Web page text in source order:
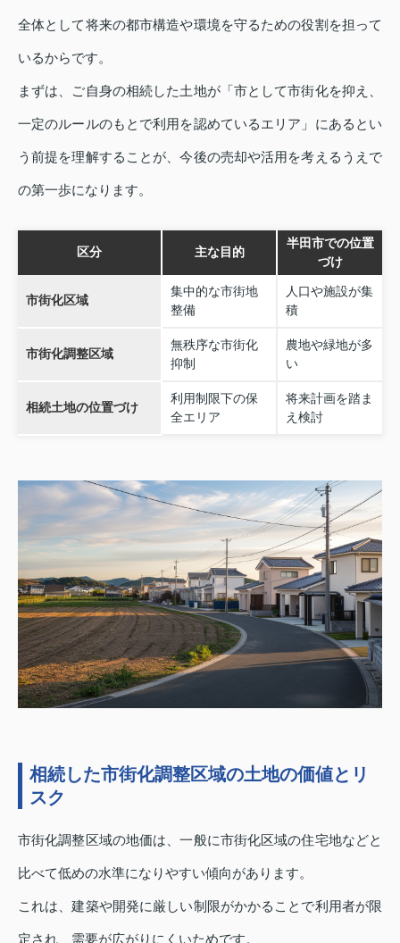
全体として将来の都市構造や環境を守るための役割を担って
いるからです。
まずは、ご自身の相続した土地が「市として市街化を抑え、
一定のルールのもとで利用を認めているエリア」にあるとい
う前提を理解することが、今後の売却や活用を考えるうえで
の第一歩になります。
区分 主な目的
半田市での位置
づけ
市街化区域
集中的な市街地
整備
人口や施設が集
積
市街化調整区域
無秩序な市街化
抑制
農地や緑地が多
い
相続土地の位置づけ
利用制限下の保
全エリア
将来計画を踏ま
え検討
相続した市街化調整区域の土地の価値とリ
スク
市街化調整区域の地価は、一般に市街化区域の住宅地などと
比べて低めの水準になりやすい傾向があります。
これは、建築や開発に厳しい制限がかかることで利用者が限
定され、需要が広がりにくいためです。